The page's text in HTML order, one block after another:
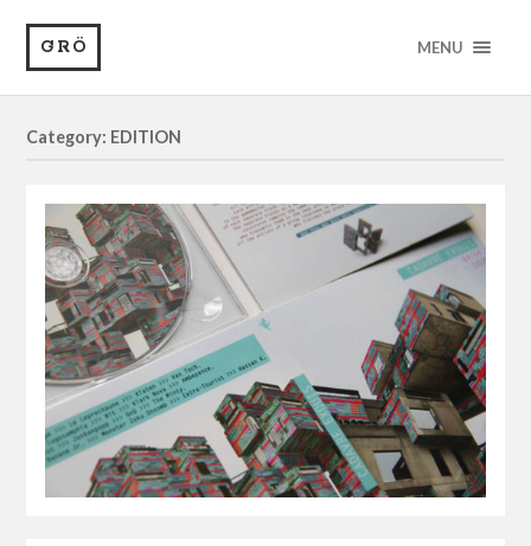
GRÖ MENU
Category: EDITION